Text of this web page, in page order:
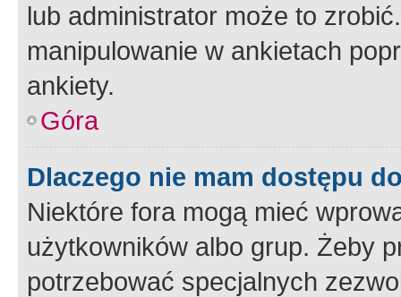
lub administrator może to
manipulowanie w ankietach
ankiety.
Góra
Dlaczego nie mam dostępu
Niektóre fora mogą mieć
użytkowników albo grup. Żeby
potrzebować specjalnych